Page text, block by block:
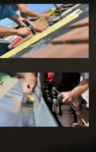
Réparation de
toiture 39
Jura
Travaux de
zinguerie 39
Jura